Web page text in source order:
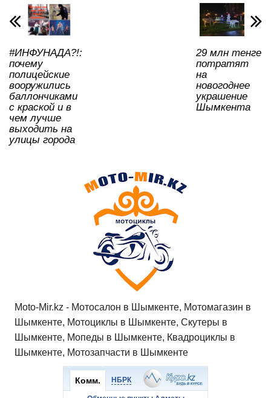
p
o
k
ть
#ИНФУНАДА?!:
почему
полицейские
вооружились
баллончиками
с краской и в
чем лучше
выходить на
улицы города
29 млн тенге
потратят
на
новогоднее
украшение
Шымкента
Moto-Mir.kz - Мотосалон в Шымкенте, Мотомагазин в
Шымкенте, Мотоциклы в Шымкенте, Скутеры в
Шымкенте, Мопеды в Шымкенте, Квадроциклы в
Шымкенте, Мотозапчасти в Шымкенте